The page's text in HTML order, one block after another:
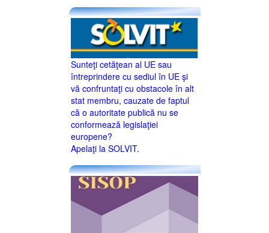
Sunteţi cetăţean al UE sau
întreprindere cu sediul în UE şi
vă confruntaţi cu obstacole în alt
stat membru, cauzate de faptul
că o autoritate publică nu se
conformează legislaţiei
europene?
Apelaţi la SOLVIT.